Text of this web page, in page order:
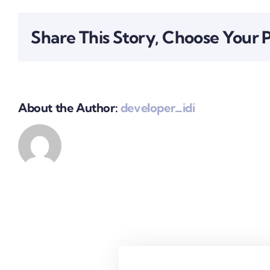
Share This Story, Choose Your
About the Author: developer_idi